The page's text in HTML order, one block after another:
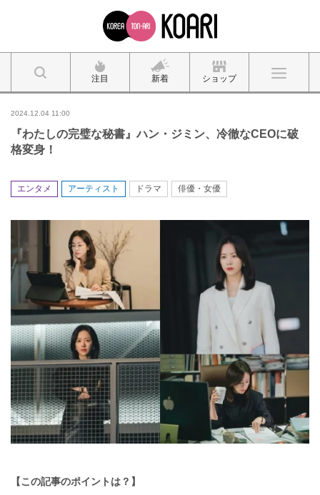
注目 新着 ショップ
2024.12.04 11:00
『わたしの完璧な秘書』ハン・ジミン、冷徹なCEOに破
格変身！
エンタメ アーティスト ドラマ 俳優・女優
【この記事のポイントは？】